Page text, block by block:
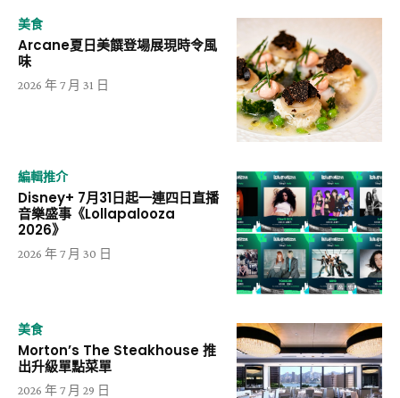
美食
Arcane夏日美饌登場展現時令風
味
2026 年 7 月 31 日
編輯推介
Disney+ 7月31日起一連四日直播
音樂盛事《Lollapalooza
2026》
2026 年 7 月 30 日
美食
Morton’s The Steakhouse 推
出升級單點菜單
2026 年 7 月 29 日